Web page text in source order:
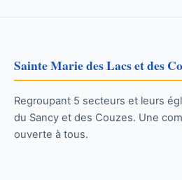
Sainte Marie des Lacs et des
Regroupant 5 secteurs et leurs
du Sancy et des Couzes. Une
ouverte à tous.